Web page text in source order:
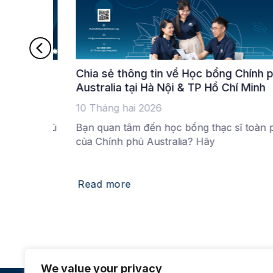
We value your privacy
Học bổng Đối tác Mekong-Australia
(MAP)
31 Tháng ba 2025
Chương trình Đối tác Mekong-Australia
Học bổng Chính phủ Australia cho
Read more